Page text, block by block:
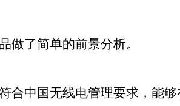
求，能够在850-950MHz频段合法运行
传输‌（覆盖距离超过1公里）和‌强穿透